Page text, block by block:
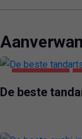
De beste